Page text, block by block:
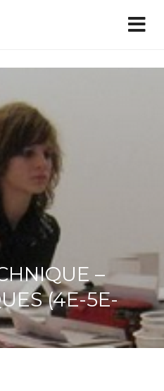
–
(4E-5E-